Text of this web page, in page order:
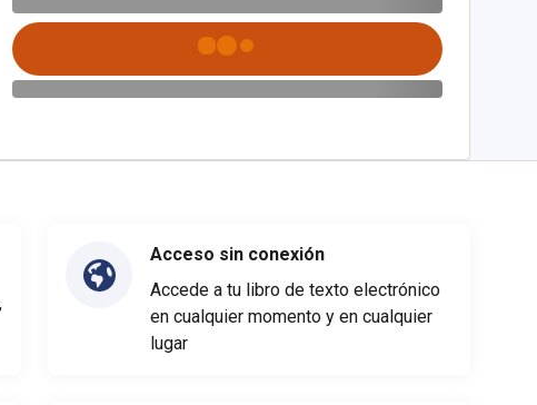
Acceso sin conexión
Accede a tu libro de texto electrónico
en cualquier momento y en cualquier
lugar